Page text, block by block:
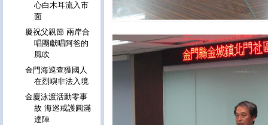
心白木耳流入市
面
慶祝父親節 兩岸合
唱團獻唱阿爸的
風吹
金門海巡查獲國人
在烈嶼非法入境
金廈泳渡活動零事
故 海巡戒護圓滿
達陣